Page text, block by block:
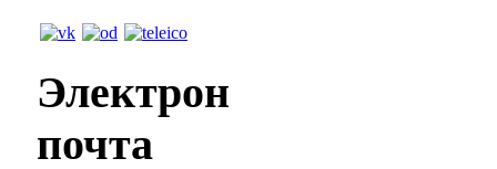
Электрон
почта